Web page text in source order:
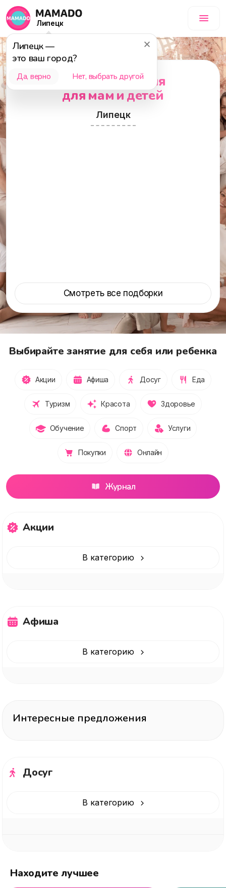
Липецк
Липецк—
это ваш город?
Да, верно Нет, выбрать другой
Места и события
для мам и детей
Липецк
Смотреть все подборки
Выбирайте занятие для себя или ребенка
Акции Афиша Досуг Еда
Туризм Красота Здоровье
Обучение Спорт Услуги
Покупки Онлайн
Журнал
Акции
В категорию
Афиша
В категорию
Интересные предложения
Досуг
В категорию
Находите лучшее